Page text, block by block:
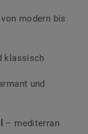
modern bis
klassisch
und
– mediterran